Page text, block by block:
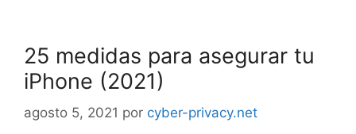
25 medidas para asegurar tu
iPhone (2021)
agosto 5, 2021 por cyber-privacy.net